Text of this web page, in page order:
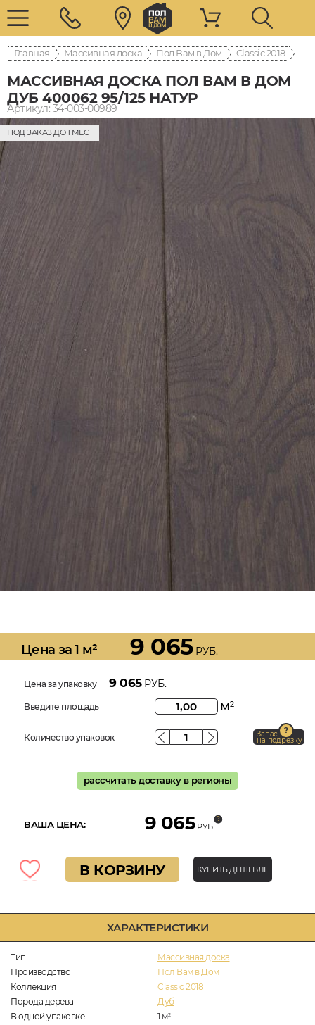
Главная Массивная доска Пол Вам в Дом Classic 2018
МАССИВНАЯ ДОСКА ПОЛ ВАМ В ДОМ
ДУБ 400062 95/125 НАТУР
Артикул: 34-003-00989
ХАРАКТЕРИСТИКИ
Тип
Массивная доска
Производство
Пол Вам в Дом
Коллекция
Classic 2018
Порода дерева
Дуб
В одной упаковке
1 м2
ПОД ЗАКАЗ ДО 1 МЕС
Цена за 1 м² 9 065РУБ.
Цена за упаковку 9 065РУБ.
Введите площадь м2
Количество упаковок Запас
на подрезку
рассчитать доставку в регионы
ВАША ЦЕНА: 9 065 РУБ.
В КОРЗИНУ КУПИТЬ ДЕШЕВЛЕ